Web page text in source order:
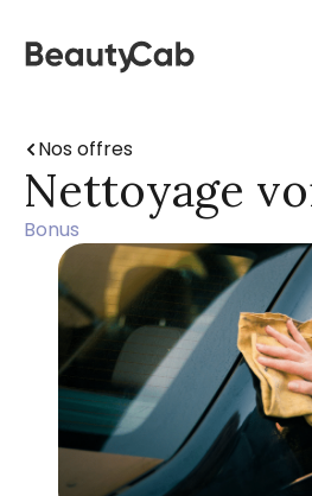
Nos offres
Nettoyage
Bonus